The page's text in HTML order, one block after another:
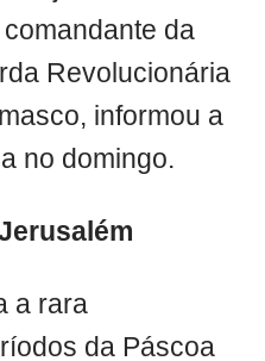
da
Revolucionária
informou a
no domingo.
a rara
da Páscoa